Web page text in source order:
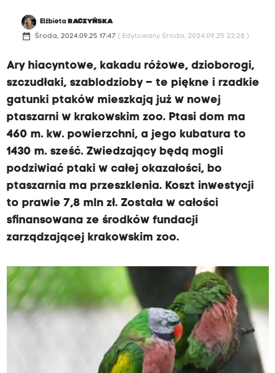
Elżbieta RACZYŃSKA
date_range Środa, 2024.09.25 17:47 ( Edytowany Środa, 2024.09.25 22:28 )
Ary hiacyntowe, kakadu różowe, dzioborogi,
szczudłaki, szablodzioby – te piękne i rzadkie
gatunki ptaków mieszkają już w nowej
ptaszarni w krakowskim zoo. Ptasi dom ma
460 m. kw. powierzchni, a jego kubatura to
1430 m. sześć. Zwiedzający będą mogli
podziwiać ptaki w całej okazałości, bo
ptaszarnia ma przeszklenia. Koszt inwestycji
to prawie 7,8 mln zł. Została w całości
sfinansowana ze środków fundacji
zarządzającej krakowskim zoo.